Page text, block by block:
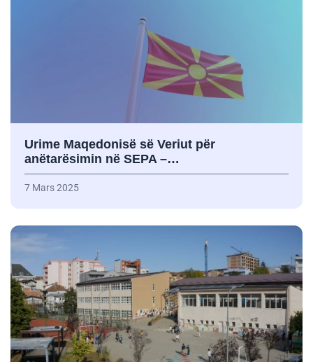
Urime Maqedonisë së Veriut për
anëtarësimin në SEPA –…
7 Mars 2025